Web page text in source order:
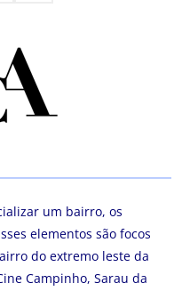
um bairro, os
elementos são focos
do extremo leste da
Campinho, Sarau da